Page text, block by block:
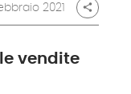
2021 share
vendite